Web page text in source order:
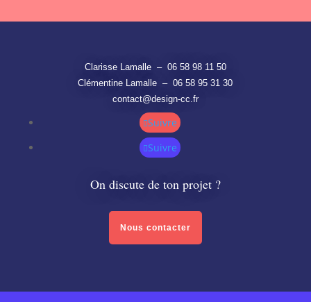
Clarisse Lamalle – 06 58 98 11 50
Clémentine Lamalle – 06 58 95 31 30
contact@design-cc.fr
Suivre
Suivre
On discute de ton projet ?
Nous contacter